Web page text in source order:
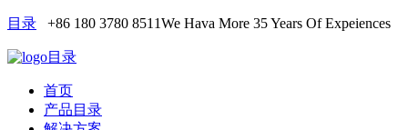
目录 +86 180 3780 8511We Hava More 35 Years Of Expeiences
目录
首页
产品目录